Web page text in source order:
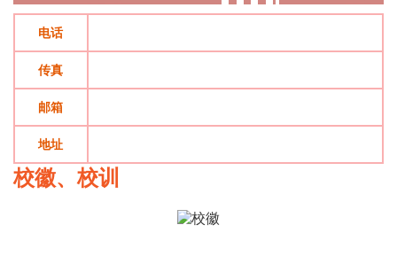
电话
传真
邮箱
地址
校徽、校训